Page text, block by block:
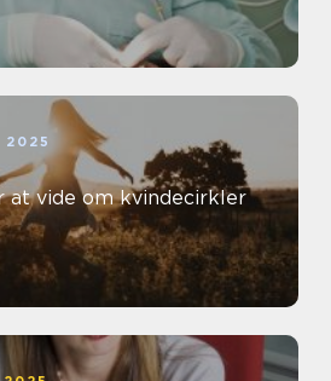
at vide om kvindecirkler